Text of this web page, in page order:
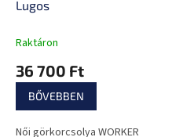
Lugos
Raktáron
36 700 Ft
BŐVEBBEN
Női görkorcsolya WORKER